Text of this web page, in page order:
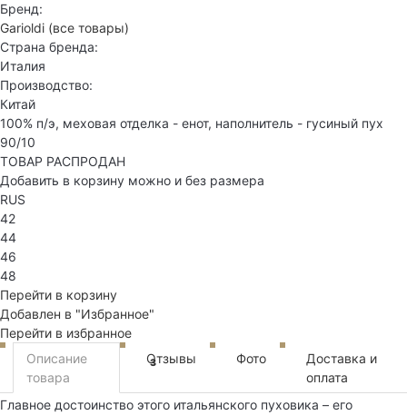
Бренд:
Garioldi (все товары)
Страна бренда:
Италия
Производство:
Китай
100% п/э, меховая отделка - енот, наполнитель - гусиный пух
90/10
ТОВАР РАСПРОДАН
Добавить в корзину можно и без размера
RUS
42
44
46
48
Перейти в корзину
Добавлен в "Избранное"
Перейти в избранное
Описание
товара
Отзывы
3 Фото
Доставка и
оплата
Главное достоинство этого итальянского пуховика – его